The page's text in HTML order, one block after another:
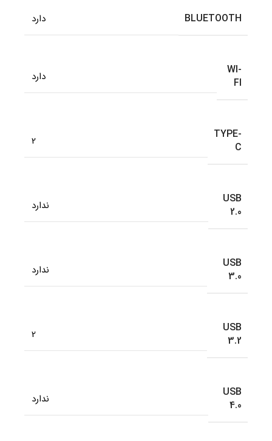
BLUETOOTH دارد
WI-
FI
دارد
TYPE-
C
2
USB
2.0
ندارد
USB
3.0
ندارد
USB
3.2
2
USB
4.0
ندارد